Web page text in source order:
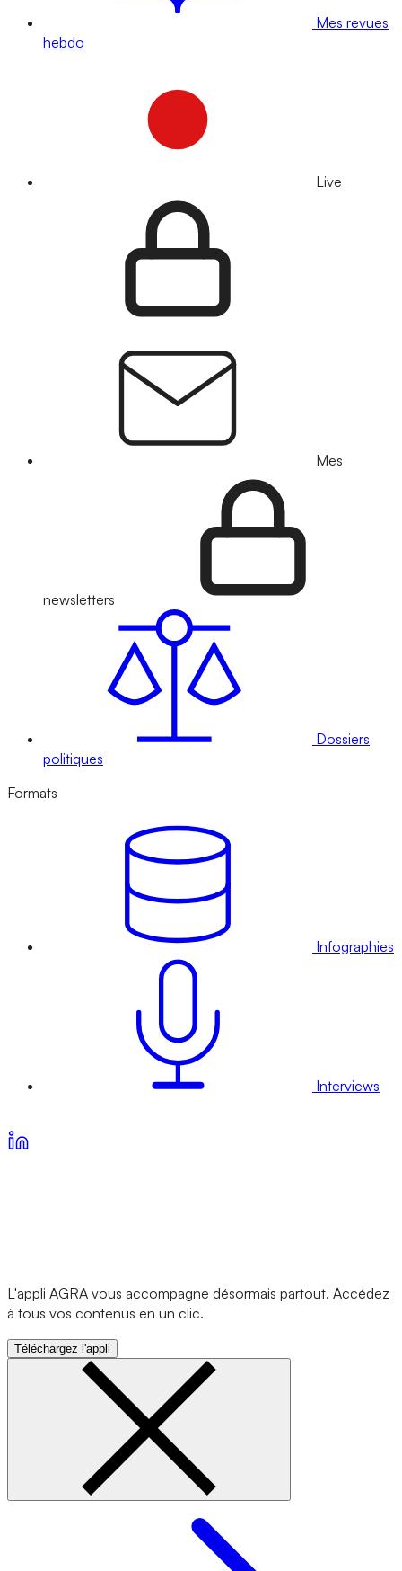
Mes revues
hebdo
Live
Mes
newsletters
Dossiers
politiques
Formats
Infographies
Interviews
L'appli AGRA vous accompagne désormais partout. Accédez
à tous vos contenus en un clic.
Téléchargez l'appli